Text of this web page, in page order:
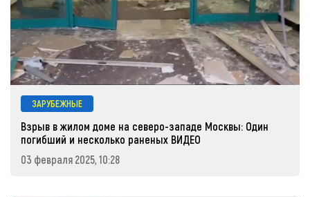
ЗАРУБЕЖНЫЕ
Взрыв в жилом доме на северо-западе Москвы: Один
погибший и несколько раненых ВИДЕО
03 февраля 2025, 10:28